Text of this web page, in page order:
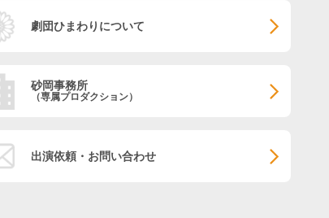
劇団ひまわりについて
砂岡事務所
（専属プロダクション）
出演依頼・お問い合わせ